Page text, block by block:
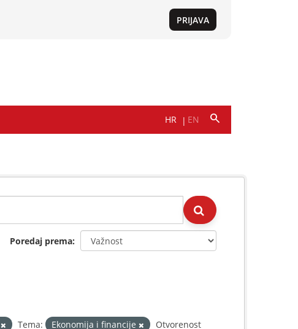
Poredaj prema
Tema: Ekonomija i financije
Otvorenost